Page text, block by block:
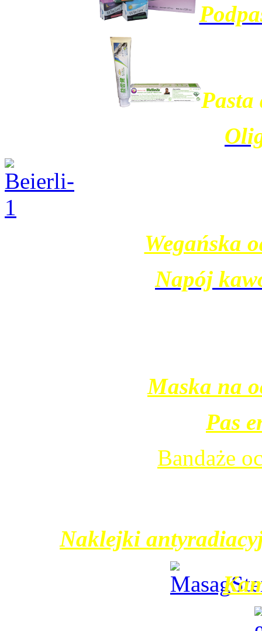
Pasta
Wegańska
Napój
Maska na
Pas
Bandaże
Naklejki